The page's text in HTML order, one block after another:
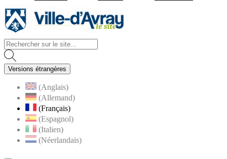
Versions étrangères
(Anglais)
(Allemand)
(Français)
(Espagnol)
(Italien)
(Néerlandais)